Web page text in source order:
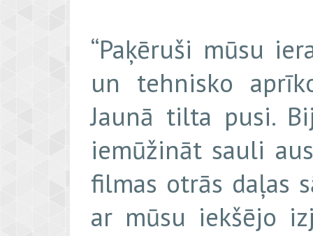
“Paķēruši mūsu
un tehnisko
Jaunā tilta pusi.
iemūžināt sauli
filmas otrās daļas
ar mūsu iekšējo